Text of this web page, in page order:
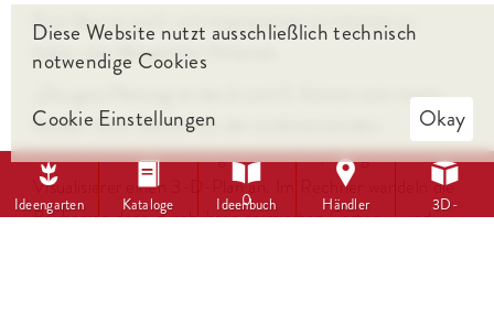
Eine Idee ist auch, sich Inspirationen im Internet zu
holen, zum Beispiel bei Pinterest.
„Die gute Planung ist das A und O. Können sich meine
Kunden Ihren Garten mit der eindimensionalen
Handzeichnung nicht so gut vorstellen, fertigen meine
Visualisierer einen 3-D-Plan an. Im Rechner wandeln die
Bauherren dann durch ihren animierten Garten – und
Ideengarten

Kataloge

Ideenbuch

0 Händler

3D-
Visualisierung

Diese Website nutzt ausschließlich technisch
notwendige Cookies
Cookie Einstellungen
Okay